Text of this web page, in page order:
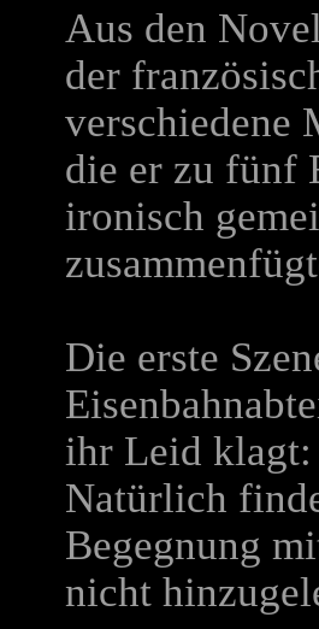
Aus den
der
verschiedene
die er zu fünf
ironisch
Die erste
ihr Leid klagt:
Natürlich
Begegnung
nicht